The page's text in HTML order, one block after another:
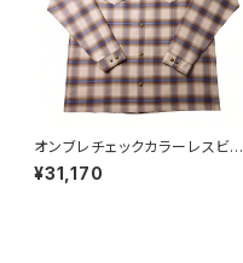
オンブレチェックカラーレスビッ
グシャツ BEG
¥31,170